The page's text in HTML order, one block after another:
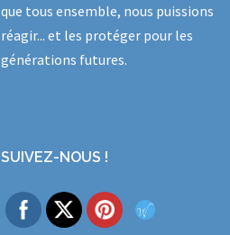
que tous ensemble, nous puissions
réagir... et les protéger pour les
générations futures.
SUIVEZ-NOUS !